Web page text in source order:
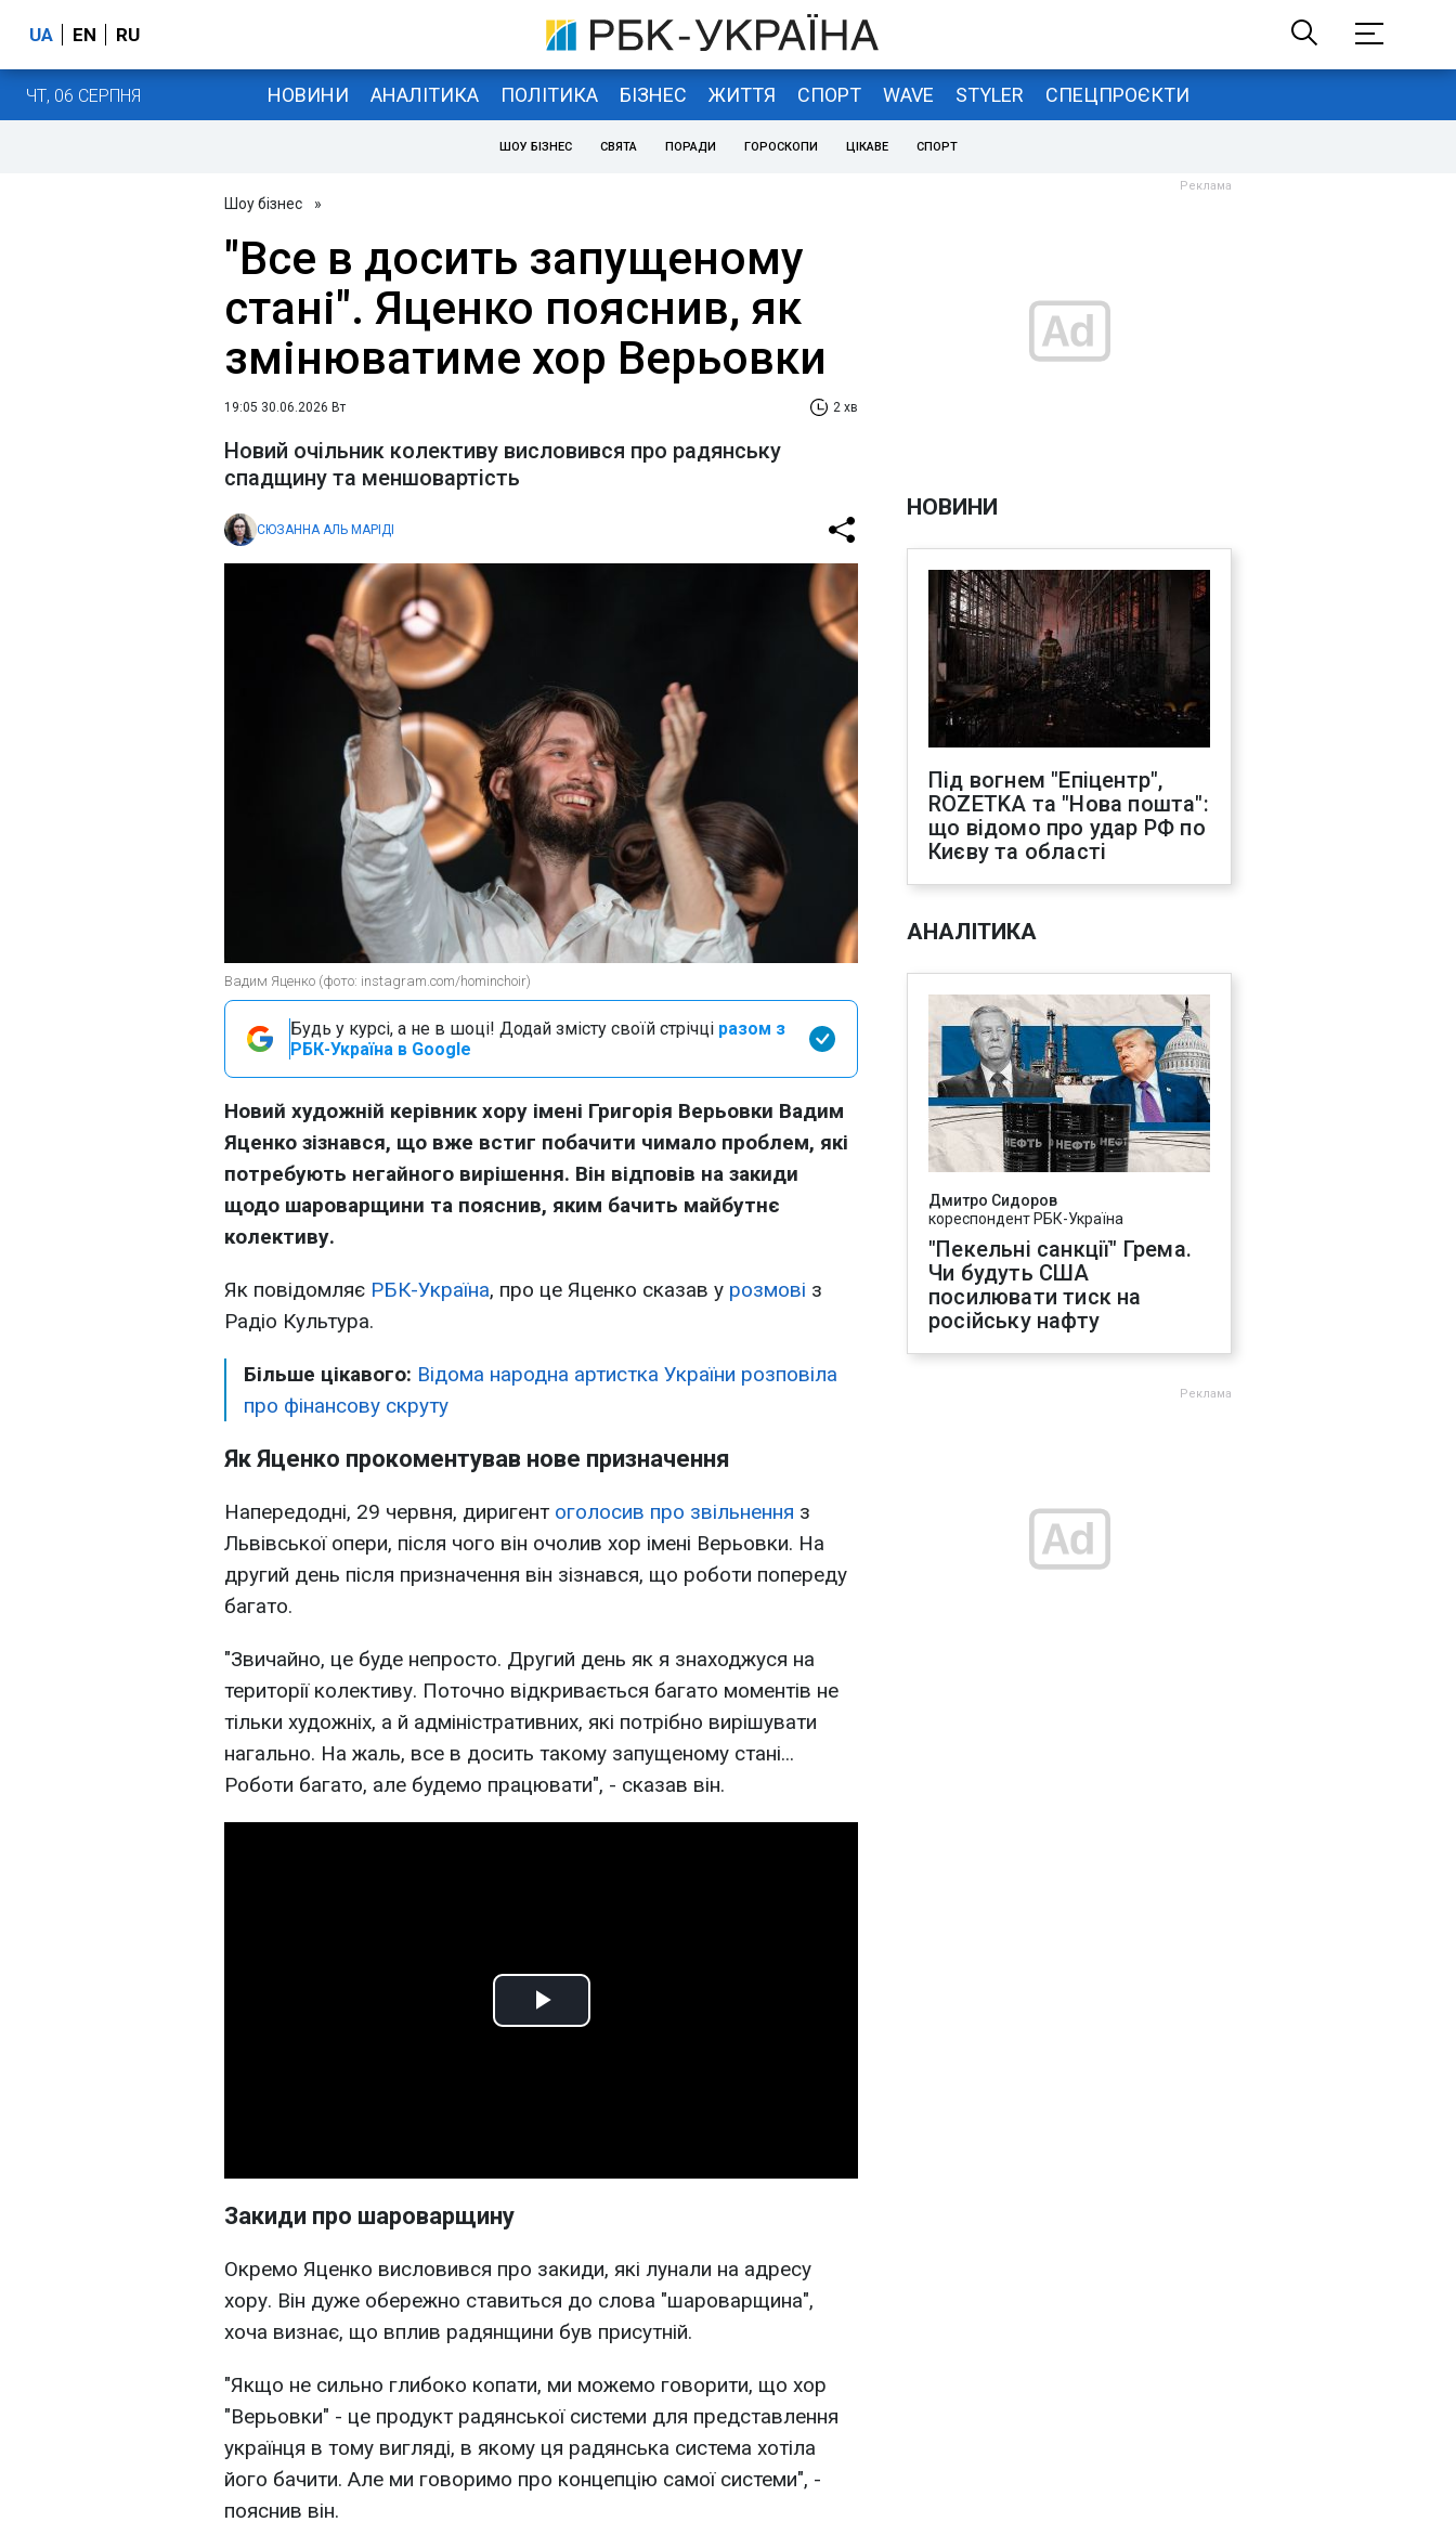
UA EN RU
ЧТ, 06 СЕРПНЯ НОВИНИ АНАЛІТИКА ПОЛІТИКА БІЗНЕС ЖИТТЯ СПОРТ WAVE STYLER СПЕЦПРОЄКТИ
ШОУ БІЗНЕС СВЯТА ПОРАДИ ГОРОСКОПИ ЦІКАВЕ СПОРТ
Шоу бізнес »
"Все в досить запущеному
стані". Яценко пояснив, як
змінюватиме хор Верьовки
19:05 30.06.2026 Вт 2 хв
Новий очільник колективу висловився про радянську
спадщину та меншовартість
СЮЗАННА АЛЬ МАРІДІ
Вадим Яценко (фото: instagram.com/hominchoir)
Будь у курсі, а не в шоці! Додай змісту своїй стрічці разом з
РБК-Україна в Google
Новий художній керівник хору імені Григорія Верьовки Вадим
Яценко зізнався, що вже встиг побачити чимало проблем, які
потребують негайного вирішення. Він відповів на закиди
щодо шароварщини та пояснив, яким бачить майбутнє
колективу.
Як повідомляє РБК-Україна, про це Яценко сказав у розмові з
Радіо Культура.
Більше цікавого: Відома народна артистка України розповіла
про фінансову скруту
Як Яценко прокоментував нове призначення
Напередодні, 29 червня, диригент оголосив про звільнення з
Львівської опери, після чого він очолив хор імені Верьовки. На
другий день після призначення він зізнався, що роботи попереду
багато.
"Звичайно, це буде непросто. Другий день як я знаходжуся на
території колективу. Поточно відкривається багато моментів не
тільки художніх, а й адміністративних, які потрібно вирішувати
нагально. На жаль, все в досить такому запущеному стані...
Роботи багато, але будемо працювати", - сказав він.
Play
Закиди про шароварщину
Окремо Яценко висловився про закиди, які лунали на адресу
хору. Він дуже обережно ставиться до слова "шароварщина",
хоча визнає, що вплив радянщини був присутній.
"Якщо не сильно глибоко копати, ми можемо говорити, що хор
"Верьовки" - це продукт радянської системи для представлення
українця в тому вигляді, в якому ця радянська система хотіла
його бачити. Але ми говоримо про концепцію самої системи", -
пояснив він.
НОВИНИ
Під вогнем "Епіцентр",
ROZETKA та "Нова пошта":
що відомо про удар РФ по
Києву та області
АНАЛІТИКА
Дмитро Сидоров
кореспондент РБК-Україна
"Пекельні санкції" Грема.
Чи будуть США
посилювати тиск на
російську нафту